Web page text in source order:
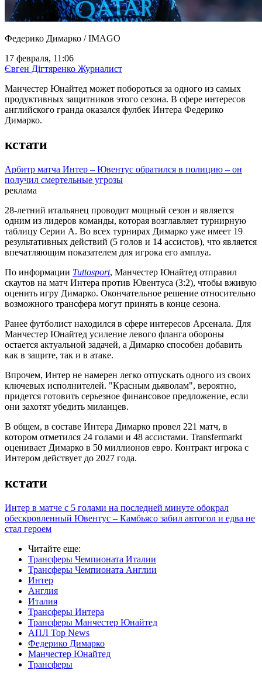
Федерико Димарко / IMAGO
17 февраля, 11:06
Євген Дігтяренко Журналист
Манчестер Юнайтед может побороться за одного из самых
продуктивных защитников этого сезона. В сфере интересов
английского гранда оказался фулбек Интера Федерико
Димарко.
кстати
Арбитр матча Интер – Ювентус обратился в полицию – он
получил смертельные угрозы
реклама
28-летний итальянец проводит мощный сезон и является
одним из лидеров команды, которая возглавляет турнирную
таблицу Серии А. Во всех турнирах Димарко уже имеет 19
результативных действий (5 голов и 14 ассистов), что является
впечатляющим показателем для игрока его амплуа.
По информации Tuttosport, Манчестер Юнайтед отправил
скаутов на матч Интера против Ювентуса (3:2), чтобы вживую
оценить игру Димарко. Окончательное решение относительно
возможного трансфера могут принять в конце сезона.
Ранее футболист находился в сфере интересов Арсенала. Для
Манчестер Юнайтед усиление левого фланга обороны
остается актуальной задачей, а Димарко способен добавить
как в защите, так и в атаке.
Впрочем, Интер не намерен легко отпускать одного из своих
ключевых исполнителей. "Красным дьяволам", вероятно,
придется готовить серьезное финансовое предложение, если
они захотят убедить миланцев.
В общем, в составе Интера Димарко провел 221 матч, в
котором отметился 24 голами и 48 ассистами. Transfermarkt
оценивает Димарко в 50 миллионов евро. Контракт игрока с
Интером действует до 2027 года.
кстати
Интер в матче с 5 голами на последней минуте обокрал
обескровленный Ювентус – Камбьясо забил автогол и едва не
стал героем
Читайте еще:
Трансферы Чемпионата Италии
Трансферы Чемпионата Англии
Интер
Англия
Италия
Трансферы Интера
Трансферы Манчестер Юнайтед
АПЛ Top News
Федерико Димарко
Манчестер Юнайтед
Трансферы